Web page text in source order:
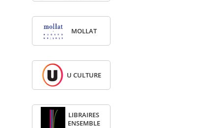
MOL­LAT
U CULTURE
LIBRAIRES
ENSEMBLE